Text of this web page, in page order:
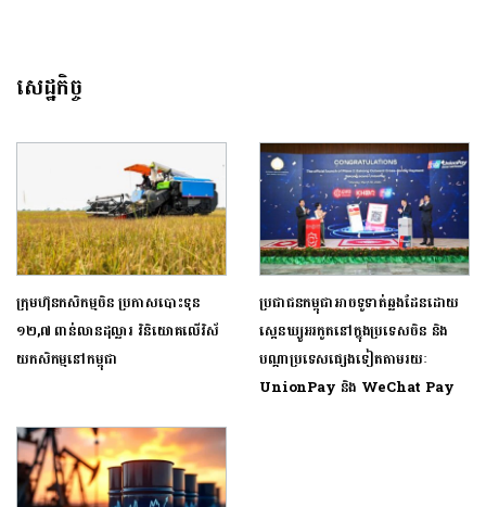
សេដ្ឋកិច្ច
ក្រុម​ហ៊ុ​ន​​​ក​សិ​ក​ម្ម​ចិ​ន​​ ​ប្រ​កាស​បោះ​​ទុ​ន​ ​
១២,៧ ​​ពា​ន់លា​នដុ​ល្លារ​​ ​​វិ​និ​យោគ​លើ​វិស័​
យ​កសិ​​កម្ម​នៅ​កម្ពុ​ជា​
ប្រជាជនកម្ពុជាអាចទូទាត់ឆ្លងដែនដោយ
ស្កេនឃ្យូអរកូតនៅក្នុងប្រទេសចិន និង
បណ្ដាប្រទេសផ្សេងទៀតតាមរយៈ
UnionPay និង WeChat Pay